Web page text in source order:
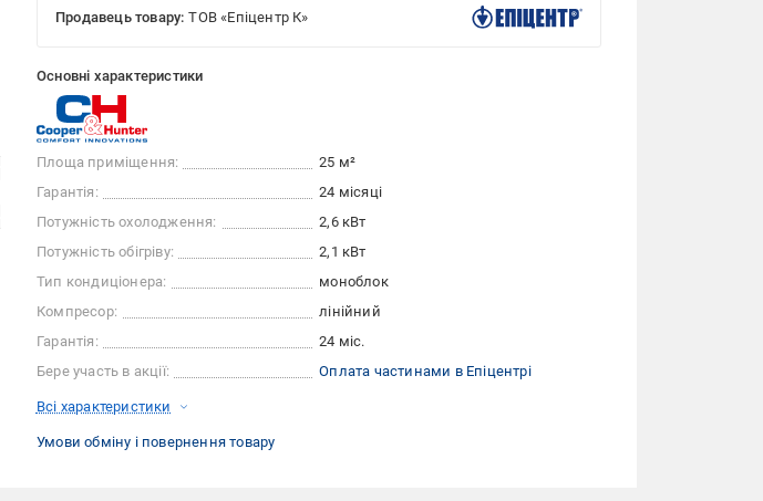
Продавець товару: ТОВ «Епіцентр К»
Основні характеристики
Площа приміщення:
25 м²
Гарантія:
24 місяці
Потужність охолодження:
2,6 кВт
Потужність обігріву:
2,1 кВт
Тип кондиціонера:
моноблок
Компресор:
лінійний
Гарантія:
24 міс.
Бере участь в акції:
Оплата частинами в Епіцентрі
Всі характеристики
Умови обміну і повернення товару